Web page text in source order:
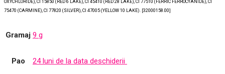
OXYCHLORIDE), CI 15850 (RED 6 LAKE), CI 45410 (RED 28 LAKE), CI 77510 (FERRIC FERROCYANIDE), CI
75470 (CARMINE), CI 77820 (SILVER), CI 47005 (YELLOW 10 LAKE). [32000158.00]
Gramaj 9 g
Pao
24 luni de la data deschiderii